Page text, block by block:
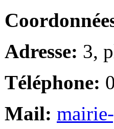
Adresse: 3,
Téléphone:
Mail: